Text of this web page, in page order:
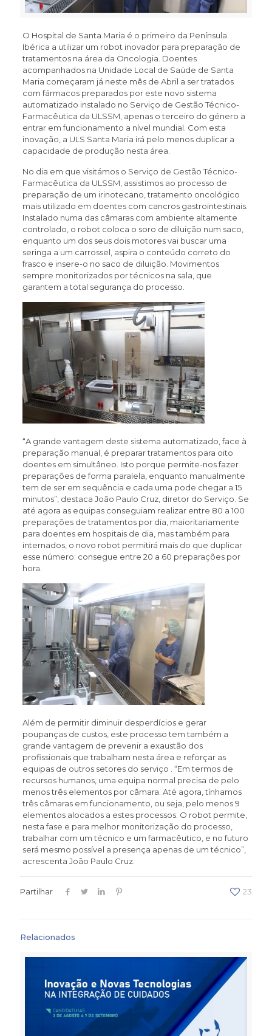
O Hospital de Santa Maria é o primeiro da Península
Ibérica a utilizar um robot inovador para preparação de
tratamentos na área da Oncologia. Doentes
acompanhados na Unidade Local de Saúde de Santa
Maria começaram já neste mês de Abril a ser tratados
com fármacos preparados por este novo sistema
automatizado instalado no Serviço de Gestão Técnico-
Farmacêutica da ULSSM, apenas o terceiro do género a
entrar em funcionamento a nível mundial. Com esta
inovação, a ULS Santa Maria irá pelo menos duplicar a
capacidade de produção nesta área.
No dia em que visitámos o Serviço de Gestão Técnico-
Farmacêutica da ULSSM, assistimos ao processo de
preparação de um irinotecano, tratamento oncológico
mais utilizado em doentes com cancros gastrointestinais.
Instalado numa das câmaras com ambiente altamente
controlado, o robot coloca o soro de diluição num saco,
enquanto um dos seus dois motores vai buscar uma
seringa a um carrossel, aspira o conteúdo correto do
frasco e insere-o no saco de diluição. Movimentos
sempre monitorizados por técnicos na sala, que
garantem a total segurança do processo.
“A grande vantagem deste sistema automatizado, face à
preparação manual, é preparar tratamentos para oito
doentes em simultâneo. Isto porque permite-nos fazer
preparações de forma paralela, enquanto manualmente
tem de ser em sequência e cada uma pode chegar a 15
minutos”, destaca João Paulo Cruz, diretor do Serviço. Se
até agora as equipas conseguiam realizar entre 80 a 100
preparações de tratamentos por dia, maioritariamente
para doentes em hospitais de dia, mas também para
internados, o novo robot permitirá mais do que duplicar
esse número: consegue entre 20 a 60 preparações por
hora.
Além de permitir diminuir desperdícios e gerar
poupanças de custos, este processo tem também a
grande vantagem de prevenir a exaustão dos
profissionais que trabalham nesta área e reforçar as
equipas de outros setores do serviço . “Em termos de
recursos humanos, uma equipa normal precisa de pelo
menos três elementos por câmara. Até agora, tínhamos
três câmaras em funcionamento, ou seja, pelo menos 9
elementos alocados a estes processos. O robot permite,
nesta fase e para melhor monitorização do processo,
trabalhar com um técnico e um farmacêutico, e no futuro
será mesmo possível a presença apenas de um técnico”,
acrescenta João Paulo Cruz.
Partilhar 23
Relacionados